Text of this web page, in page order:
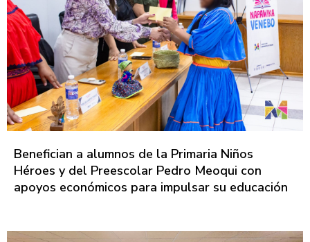
Benefician a alumnos de la Primaria Niños
Héroes y del Preescolar Pedro Meoqui con
apoyos económicos para impulsar su educación